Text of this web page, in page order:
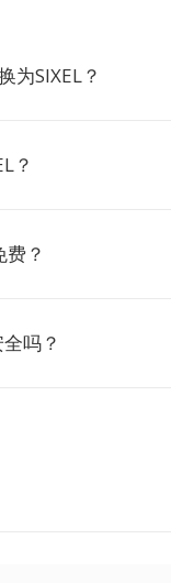
为SIXEL？
？
费？
吗？